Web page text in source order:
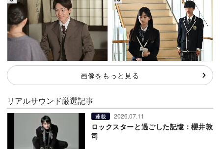
画像をもっと見る
リアルサウンド厳選記事
連載 2026.07.11
ロックスターと過ごした記憶：櫻井敦
司